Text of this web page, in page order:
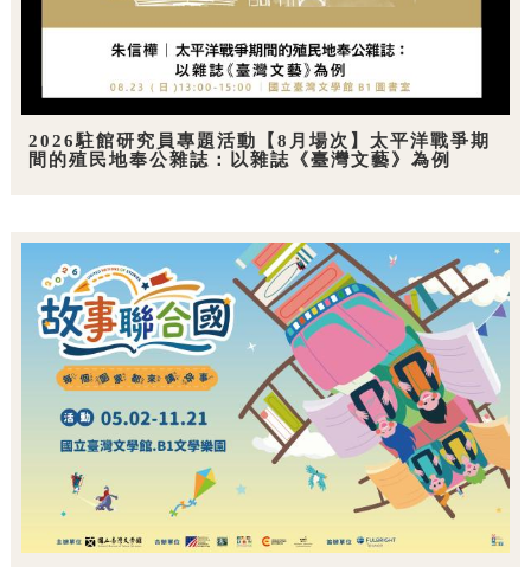
2026駐館研究員專題活動【8月場次】太平洋戰爭期
間的殖民地奉公雜誌：以雜誌《臺灣文藝》為例